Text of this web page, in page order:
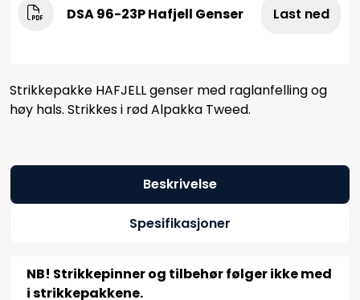
DSA 96-23P Hafjell Genser Last ned
Strikkepakke HAFJELL genser med raglanfelling og
høy hals. Strikkes i rød Alpakka Tweed.
Beskrivelse
Spesifikasjoner
NB! Strikkepinner og tilbehør følger ikke med
i strikkepakkene.